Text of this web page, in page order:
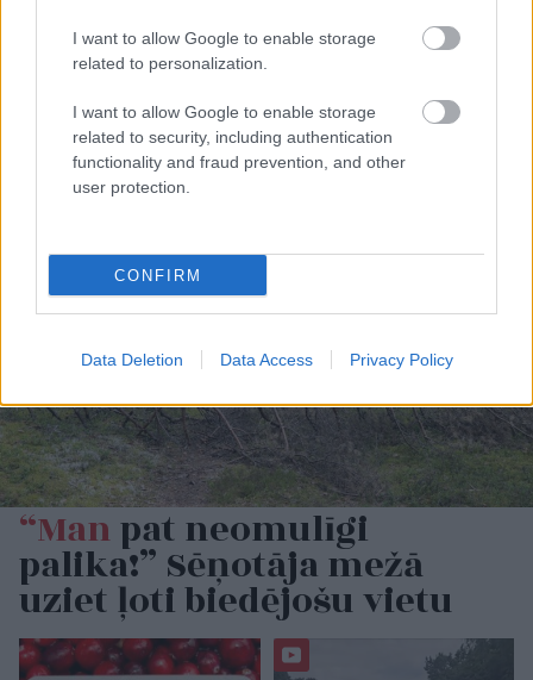
I want to allow Google to enable storage
related to personalization.
I want to allow Google to enable storage
related to security, including authentication
functionality and fraud prevention, and other
user protection.
CONFIRM
Data Deletion Data Access Privacy Policy
PulkvedesLatvijā ir
četras, bet ģenerāles –
kāpēc augstākais
pakāpiens nav
garantēts
Ceļmalāieraudzīji zirņu
ēšanai?
“Manpat neomulīgi
palika!” Sēņotāja mežā
uziet ļoti biedējošu vietu